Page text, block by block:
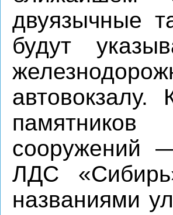
двуязычные
будут
автовокзалу.
сооружений
ЛДС
названиями